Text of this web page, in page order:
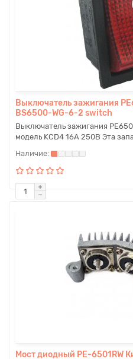
Выключатель зажигания
BS6500-WG-6-2 switch
Выключатель зажигания
модель KCD4 16A 250В Эта
Мост диодный PE-6501RW